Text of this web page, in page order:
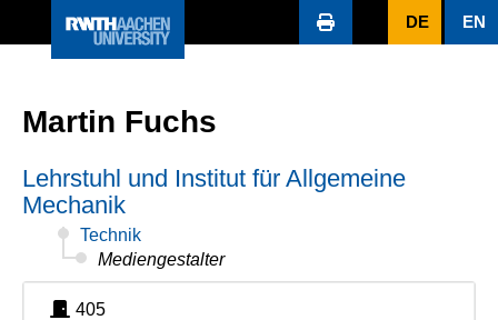
DE EN
Martin Fuchs
Lehrstuhl und Institut für Allgemeine
Mechanik
Technik
Mediengestalter
405